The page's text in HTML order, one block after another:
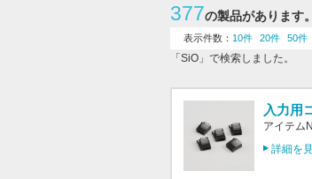
377の製品があります。
表示件数： 10件 20件 50件
「SiO」で検索しました。
入力用
アイテム
詳細を